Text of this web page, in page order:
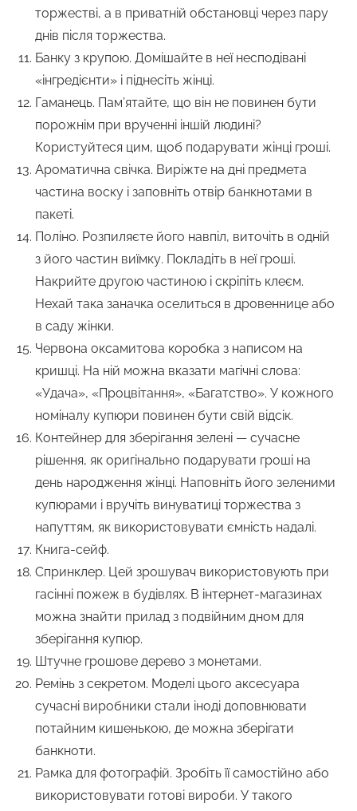
торжестві, а в приватній обстановці через пару
днів після торжества.
Банку з крупою. Домішайте в неї несподівані
«інгредієнти» і піднесіть жінці.
Гаманець. Пам’ятайте, що він не повинен бути
порожнім при врученні іншій людині?
Користуйтеся цим, щоб подарувати жінці гроші.
Ароматична свічка. Виріжте на дні предмета
частина воску і заповніть отвір банкнотами в
пакеті.
Поліно. Розпиляєте його навпіл, виточіть в одній
з його частин виїмку. Покладіть в неї гроші.
Накрийте другою частиною і скріпіть клеєм.
Нехай така заначка оселиться в дровеннице або
в саду жінки.
Червона оксамитова коробка з написом на
кришці. На ній можна вказати магічні слова:
«Удача», «Процвітання», «Багатство». У кожного
номіналу купюри повинен бути свій відсік.
Контейнер для зберігання зелені — сучасне
рішення, як оригінально подарувати гроші на
день народження жінці. Наповніть його зеленими
купюрами і вручіть винуватиці торжества з
напуттям, як використовувати ємність надалі.
Книга-сейф.
Спринклер. Цей зрошувач використовують при
гасінні пожеж в будівлях. В інтернет-магазинах
можна знайти прилад з подвійним дном для
зберігання купюр.
Штучне грошове дерево з монетами.
Ремінь з секретом. Моделі цього аксесуара
сучасні виробники стали іноді доповнювати
потайним кишенькою, де можна зберігати
банкноти.
Рамка для фотографій. Зробіть її самостійно або
використовувати готові вироби. У такого